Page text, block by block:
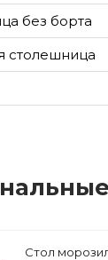
без борта
столешница
Стол